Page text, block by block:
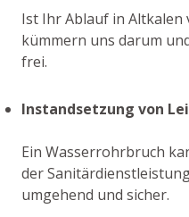
Ist Ihr Ablauf in Altkalen
kümmern uns darum
frei.
Instandsetzung von
Ein Wasserrohrbruch
der
umgehend und sicher.